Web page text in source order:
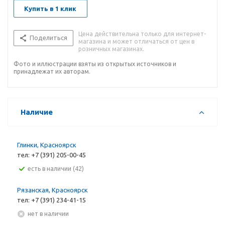
Купить в 1 клик
Поделиться
Цена действительна только для интернет-
магазина и может отличаться от цен в
розничных магазинах.
Фото и иллюстрации взяты из открытых источников и
принадлежат их авторам.
Наличие
Глинки, Красноярск
тел: +7 (391) 205-00-45
Есть в наличии (42)
Рязанская, Красноярск
тел: +7 (391) 234-41-15
Нет в наличии